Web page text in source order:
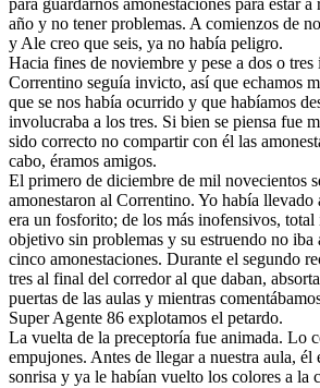
para guardarnos amonestaciones para estar
año y no tener problemas. A comienzos de
y Ale creo que seis, ya no había peligro.
Hacia fines de noviembre y pese a dos o tres
Correntino seguía invicto, así que echamos
que se nos había ocurrido y que habíamos
involucraba a los tres. Si bien se piensa fue
sido correcto no compartir con él las
cabo, éramos amigos.
El primero de diciembre de mil novecientos
amonestaron al Correntino. Yo había llevado
era un fosforito; de los más inofensivos,
objetivo sin problemas y su estruendo no iba
cinco amonestaciones. Durante el segundo
tres al final del corredor al que daban,
puertas de las aulas y mientras
Super Agente 86 explotamos el petardo.
La vuelta de la preceptoría fue animada. Lo
empujones. Antes de llegar a nuestra aula, él
sonrisa y ya le habían vuelto los colores a la